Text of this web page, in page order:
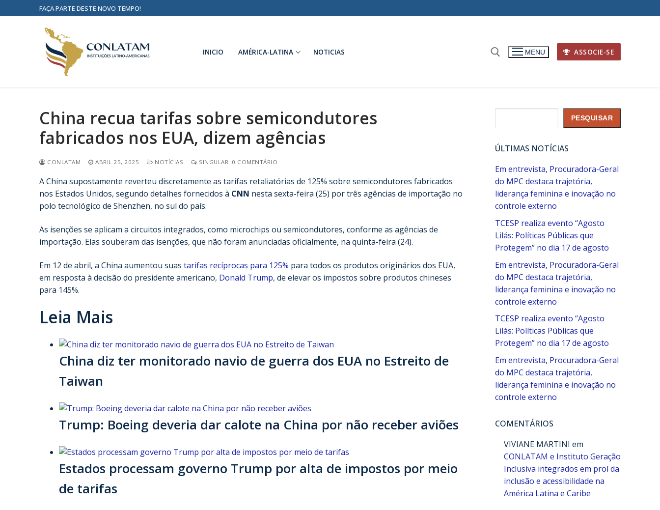
FAÇA PARTE DESTE NOVO TEMPO!
INICIO AMÉRICA-LATINA NOTICIAS MENU ASSOCIE-SE
China recua tarifas sobre semicondutores
fabricados nos EUA, dizem agências
CONLATAM ABRIL 25, 2025 NOTÍCIAS SINGULAR: 0 COMENTÁRIO
A China supostamente reverteu discretamente as tarifas retaliatórias de 125% sobre semicondutores fabricados
nos Estados Unidos, segundo detalhes fornecidos à CNN nesta sexta-feira (25) por três agências de importação no
polo tecnológico de Shenzhen, no sul do país.
As isenções se aplicam a circuitos integrados, como microchips ou semicondutores, conforme as agências de
importação. Elas souberam das isenções, que não foram anunciadas oficialmente, na quinta-feira (24).
Em 12 de abril, a China aumentou suas tarifas recíprocas para 125% para todos os produtos originários dos EUA,
em resposta à decisão do presidente americano, Donald Trump, de elevar os impostos sobre produtos chineses
para 145%.
Leia Mais
China diz ter monitorado navio de guerra dos EUA no Estreito de
Taiwan
Trump: Boeing deveria dar calote na China por não receber aviões
Estados processam governo Trump por alta de impostos por meio
de tarifas
PESQUISAR
ÚLTIMAS NOTÍCIAS
Em entrevista, Procuradora-Geral
do MPC destaca trajetória,
liderança feminina e inovação no
controle externo
TCESP realiza evento “Agosto
Lilás: Políticas Públicas que
Protegem” no dia 17 de agosto
Em entrevista, Procuradora-Geral
do MPC destaca trajetória,
liderança feminina e inovação no
controle externo
TCESP realiza evento “Agosto
Lilás: Políticas Públicas que
Protegem” no dia 17 de agosto
Em entrevista, Procuradora-Geral
do MPC destaca trajetória,
liderança feminina e inovação no
controle externo
COMENTÁRIOS
VIVIANE MARTINI em
CONLATAM e Instituto Geração
Inclusiva integrados em prol da
inclusão e acessibilidade na
América Latina e Caribe